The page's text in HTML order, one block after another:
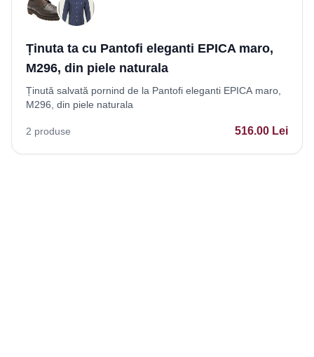
Ținuta ta cu Pantofi eleganti EPICA maro,
M296, din piele naturala
Ținută salvată pornind de la Pantofi eleganti EPICA maro,
M296, din piele naturala
2 produse 516.00 Lei